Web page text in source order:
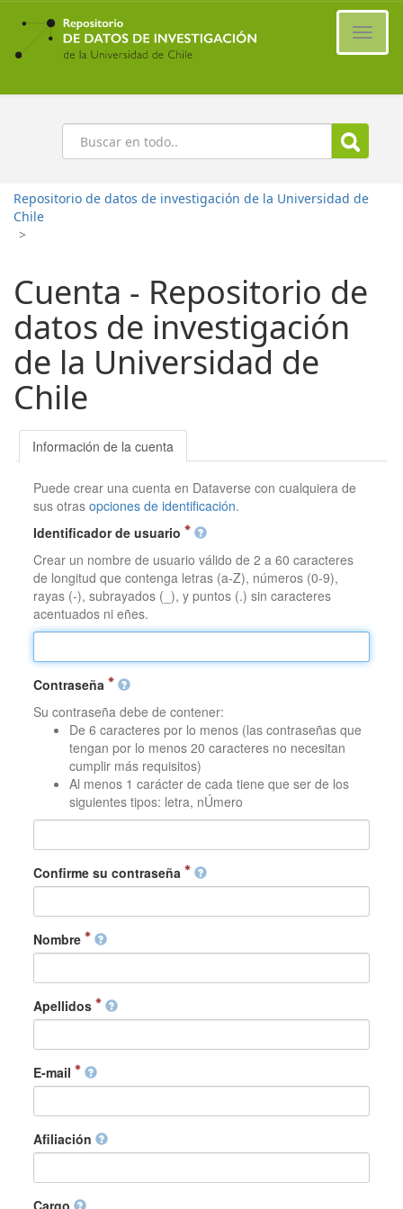
Ir
contenido
principal
Buscar
Repositorio de datos de investigación de la Universidad de
Chile
>
Cuenta - Repositorio de
datos de investigación
de la Universidad de
Chile
Información de la cuenta
Puede crear una cuenta en Dataverse con cualquiera de
sus otrasopciones de identificación.
Identificador de usuario
Crear un nombre de usuario válido de 2 a 60 caracteres
de longitud que contenga letras (a-Z), números (0-9),
rayas (-), subrayados (_), y puntos (.) sin caracteres
acentuados ni eñes.
Contraseña
Su contraseña debe de contener:
De 6 caracteres por lo menos (las contraseñas que
tengan por lo menos 20 caracteres no necesitan
cumplir más requisitos)
Al menos 1 carácter de cada tiene que ser de los
siguientes tipos: letra, nÚmero
Confirme su contraseña
Nombre
Apellidos
E-mail
Afiliación
Cargo